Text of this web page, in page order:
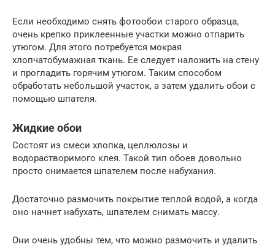
Если необходимо снять фотообои старого образца,
очень крепко приклеенные участки можно отпарить
утюгом. Для этого потребуется мокрая
хлопчатобумажная ткань. Ее следует наложить на стену
и прогладить горячим утюгом. Таким способом
обработать небольшой участок, а затем удалить обои с
помощью шпателя.
Жидкие обои
Состоят из смеси хлопка, целлюлозы и
водорастворимого клея. Такой тип обоев довольно
просто снимается шпателем после набухания.
Достаточно размочить покрытие теплой водой, а когда
оно начнет набухать, шпателем снимать массу.
Они очень удобны тем, что можно размочить и удалить